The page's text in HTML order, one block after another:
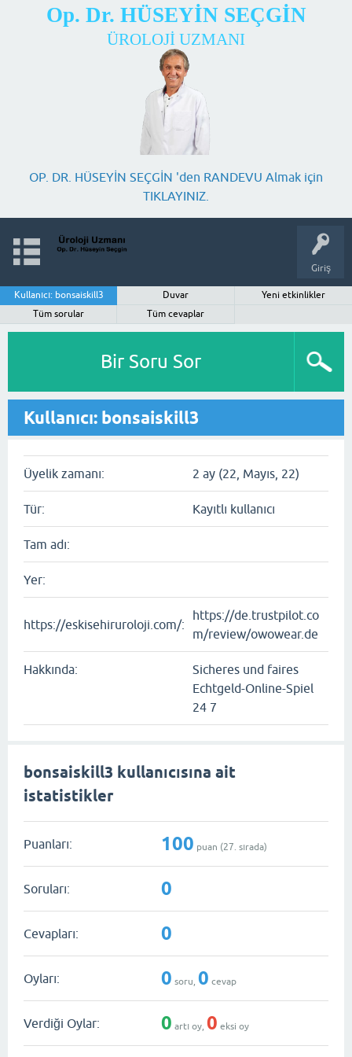
Op. Dr. HÜSEYİN SEÇGİN
ÜROLOJİ UZMANI
OP. DR. HÜSEYİN SEÇGİN 'den RANDEVU Almak için
TIKLAYINIZ.
Giriş
Kullanıcı: bonsaiskill3 Duvar
Yeni etkinlikler
Tüm sorular
Tüm cevaplar
Bir Soru Sor
Kullanıcı: bonsaiskill3
Üyelik zamanı: 2 ay (22, Mayıs, 22)
Tür: Kayıtlı kullanıcı
Tam adı:
Yer:
https://eskisehiruroloji.com/:
https://de.trustpilot.co
m/review/owowear.de
Hakkında:
Sicheres und faires
Echtgeld-Online-Spiel
24 7
bonsaiskill3 kullanıcısına ait
istatistikler
Puanları: 100 puan (27 . sırada)
Soruları: 0
Cevapları: 0
Oyları: 0 soru, 0 cevap
Verdiği Oylar: 0 artı oy, 0 eksi oy